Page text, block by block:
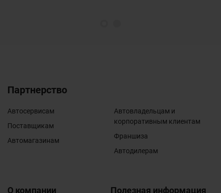
Партнерство
Автосервисам
Поставщикам
Автомагазинам
Автовладельцам и
корпоративным клиентам
Франшиза
Автодилерам
О компании Полезная информация